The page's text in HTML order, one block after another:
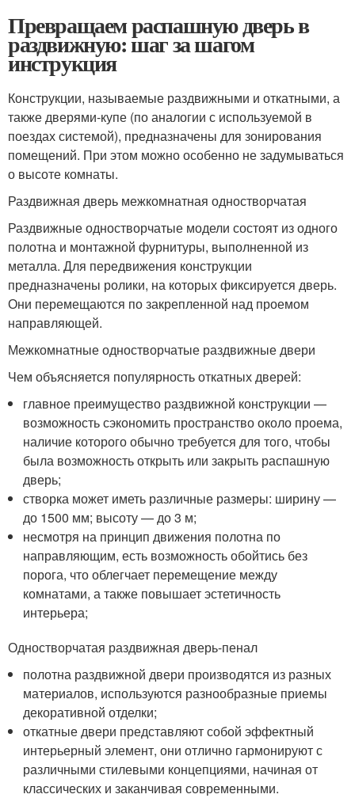
Превращаем распашную дверь в
раздвижную: шаг за шагом
инструкция
Конструкции, называемые раздвижными и откатными, а
также дверями-купе (по аналогии с используемой в
поездах системой), предназначены для зонирования
помещений. При этом можно особенно не задумываться
о высоте комнаты.
Раздвижная дверь межкомнатная одностворчатая
Раздвижные одностворчатые модели состоят из одного
полотна и монтажной фурнитуры, выполненной из
металла. Для передвижения конструкции
предназначены ролики, на которых фиксируется дверь.
Они перемещаются по закрепленной над проемом
направляющей.
Межкомнатные одностворчатые раздвижные двери
Чем объясняется популярность откатных дверей:
главное преимущество раздвижной конструкции —
возможность сэкономить пространство около проема,
наличие которого обычно требуется для того, чтобы
была возможность открыть или закрыть распашную
дверь;
створка может иметь различные размеры: ширину —
до 1500 мм; высоту — до 3 м;
несмотря на принцип движения полотна по
направляющим, есть возможность обойтись без
порога, что облегчает перемещение между
комнатами, а также повышает эстетичность
интерьера;
Одностворчатая раздвижная дверь-пенал
полотна раздвижной двери производятся из разных
материалов, используются разнообразные приемы
декоративной отделки;
откатные двери представляют собой эффектный
интерьерный элемент, они отлично гармонируют с
различными стилевыми концепциями, начиная от
классических и заканчивая современными.